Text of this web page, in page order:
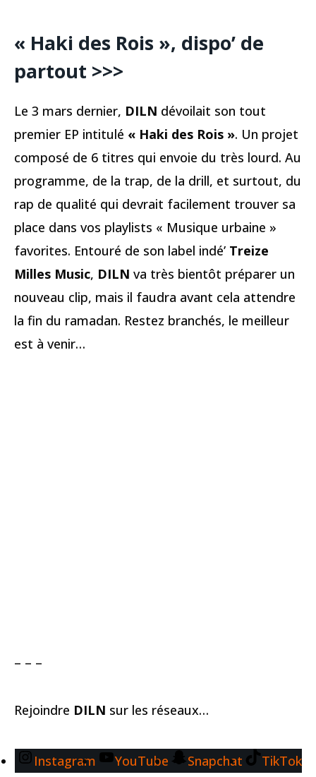
« Haki des Rois », dispo’ de
partout >>>
Le 3 mars dernier, DILN dévoilait son tout
premier EP intitulé « Haki des Rois ». Un projet
composé de 6 titres qui envoie du très lourd. Au
programme, de la trap, de la drill, et surtout, du
rap de qualité qui devrait facilement trouver sa
place dans vos playlists « Musique urbaine »
favorites. Entouré de son label indé’ Treize
Milles Music, DILN va très bientôt préparer un
nouveau clip, mais il faudra avant cela attendre
la fin du ramadan. Restez branchés, le meilleur
est à venir…
– – –
Rejoindre DILN sur les réseaux…
Instagram YouTube Snapchat TikTok